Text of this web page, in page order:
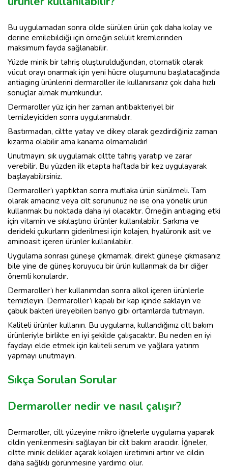
Bu uygulamadan sonra cilde sürülen ürün çok daha kolay ve
derine emilebildiği için örneğin selülit kremlerinden
maksimum fayda sağlanabilir.
Yüzde minik bir tahriş oluşturulduğundan, otomatik olarak
vücut orayı onarmak için yeni hücre oluşumunu başlatacağında
antiaging ürünlerini dermaroller ile kullanırsanız çok daha hızlı
sonuçlar almak mümkündür.
Dermaroller yüz için her zaman antibakteriyel bir
temizleyiciden sonra uygulanmalıdır.
Bastırmadan, ciltte yatay ve dikey olarak gezdirdiğiniz zaman
kızarma olabilir ama kanama olmamalıdır!
Unutmayın; sık uygulamak ciltte tahriş yaratıp ve zarar
verebilir. Bu yüzden ilk etapta haftada bir kez uygulayarak
başlayabilirsiniz.
Dermaroller’ı yaptıktan sonra mutlaka ürün sürülmeli. Tam
olarak amacınız veya cilt sorununuz ne ise ona yönelik ürün
kullanmak bu noktada daha iyi olacaktır. Örneğin antiaging etki
için vitamin ve sıkılaştırıcı ürünler kullanılabilir. Sarkma ve
derideki çukurların giderilmesi için kolajen, hyalüronik asit ve
aminoasit içeren ürünler kullanılabilir.
Uygulama sonrası güneşe çıkmamak, direkt güneşe çıkmasanız
bile yine de güneş koruyucu bir ürün kullanmak da bir diğer
önemli konulardır.
Dermaroller’ı her kullanımdan sonra alkol içeren ürünlerle
temizleyin. Dermaroller’ı kapalı bir kap içinde saklayın ve
çabuk bakteri üreyebilen banyo gibi ortamlarda tutmayın.
Kaliteli ürünler kullanın. Bu uygulama, kullandığınız cilt bakım
ürünleriyle birlikte en iyi şekilde çalışacaktır. Bu neden en iyi
faydayı elde etmek için kaliteli serum ve yağlara yatırım
yapmayı unutmayın.
Sıkça Sorulan Sorular
Dermaroller nedir ve nasıl çalışır?
Dermaroller, cilt yüzeyine mikro iğnelerle uygulama yaparak
cildin yenilenmesini sağlayan bir cilt bakım aracıdır. İğneler,
ciltte minik delikler açarak kolajen üretimini artırır ve cildin
daha sağlıklı görünmesine yardımcı olur.